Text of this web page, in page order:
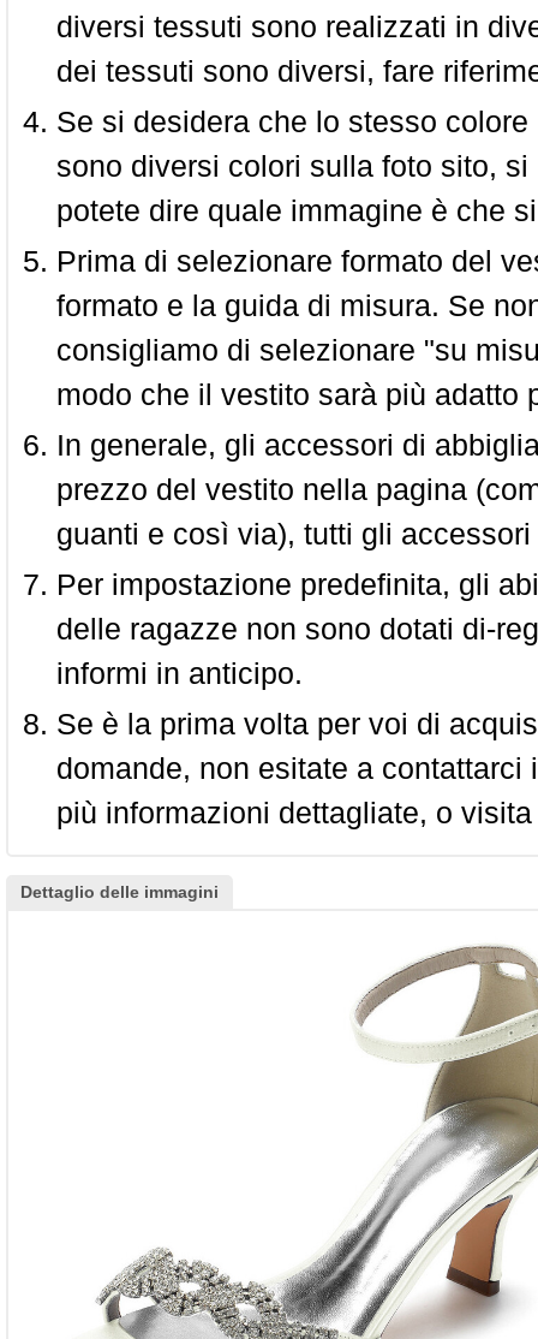
diversi tessuti sono realizzati in
dei tessuti sono diversi, fare
Se si desidera che lo stesso
sono diversi colori sulla foto sito,
potete dire quale immagine è che
Prima di selezionare formato del
formato e la guida di misura. Se
consigliamo di selezionare "su
modo che il vestito sarà più adatto
In generale, gli accessori di
prezzo del vestito nella pagina
guanti e così via), tutti gli
Per impostazione predefinita, gli
delle ragazze non sono dotati di-
informi in anticipo.
Se è la prima volta per voi di
domande, non esitate a
più informazioni dettagliate, o
Dettaglio delle immagini